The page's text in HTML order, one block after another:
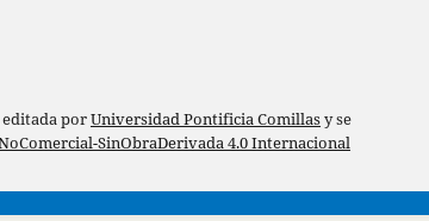
editada porUniversidad Pontificia Comillasy se
SinObraDerivada 4.0 Internacional